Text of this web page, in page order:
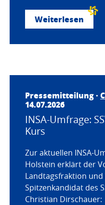
Weiterlesen
Pressemitteilung ·
14.07.2026
INSA-Umfrage:
Kurs
Zur aktuellen INSA-
Holstein erklärt der
Landtagsfraktion
Spitzenkandidat des
Christian Dirschauer: